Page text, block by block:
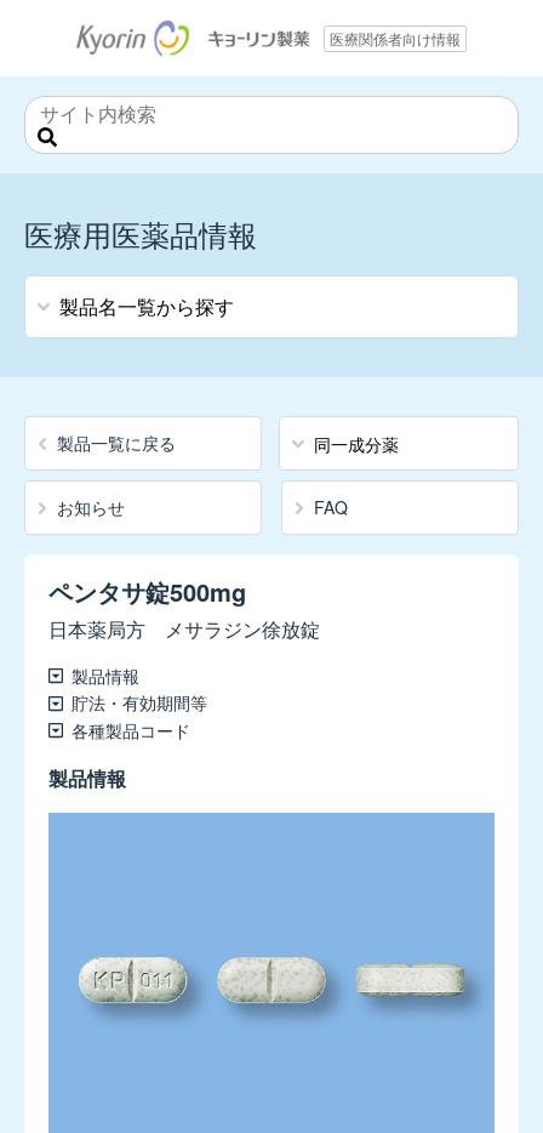
医療関係者向け情報
サ
イ
検
医療用医薬品情報
製品名一覧から探す
ア
ン
チ
レ
ク
ス
静
10mg
リ
製品一覧に戻る 同一成分薬
お知らせ FAQ
ペンタサ錠500mg
日本薬局方 メサラジン徐放錠
製品情報
貯法・有効期間等
各種製品コード
製品情報